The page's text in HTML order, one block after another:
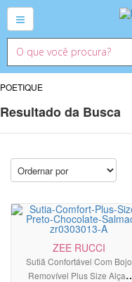
POETIQUE
Resultado da Busca
ZEE RUCCI
Sutiã Confortável Com Bojo
Removível Plus Size Alças